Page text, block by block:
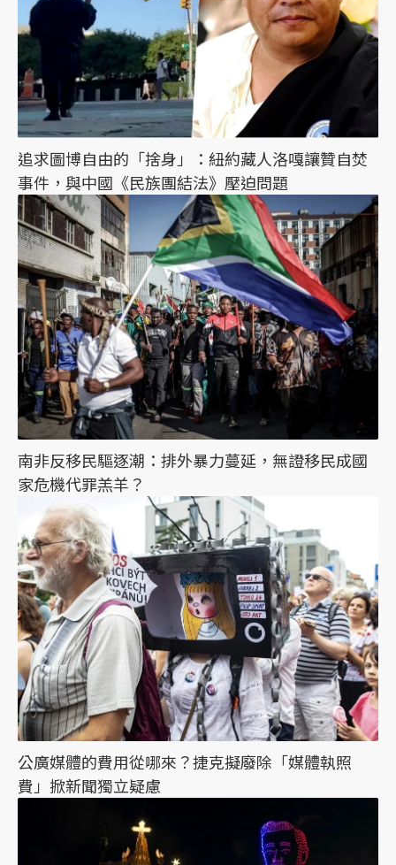
追求圖博自由的「捨身」：紐約藏人洛嘎讓贊自焚
事件，與中國《民族團結法》壓迫問題
南非反移民驅逐潮：排外暴力蔓延，無證移民成國
家危機代罪羔羊？
公廣媒體的費用從哪來？捷克擬廢除「媒體執照
費」掀新聞獨立疑慮